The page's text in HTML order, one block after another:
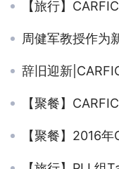
【旅行】
周健军教授作为
辞旧迎新
【聚餐】
【聚餐】2016